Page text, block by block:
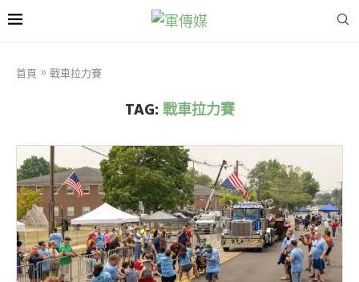
首頁 » 戰車拉力賽
TAG: 戰車拉力賽